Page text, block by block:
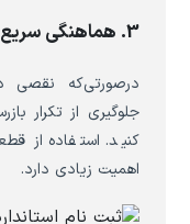
3. هماهنگی سریع با بازرس و رفع نواقص فنی
درصورتی‌که نقصی
جلوگیری از تکرار
کنید. استفاده از
اهمیت زیادی دارد.